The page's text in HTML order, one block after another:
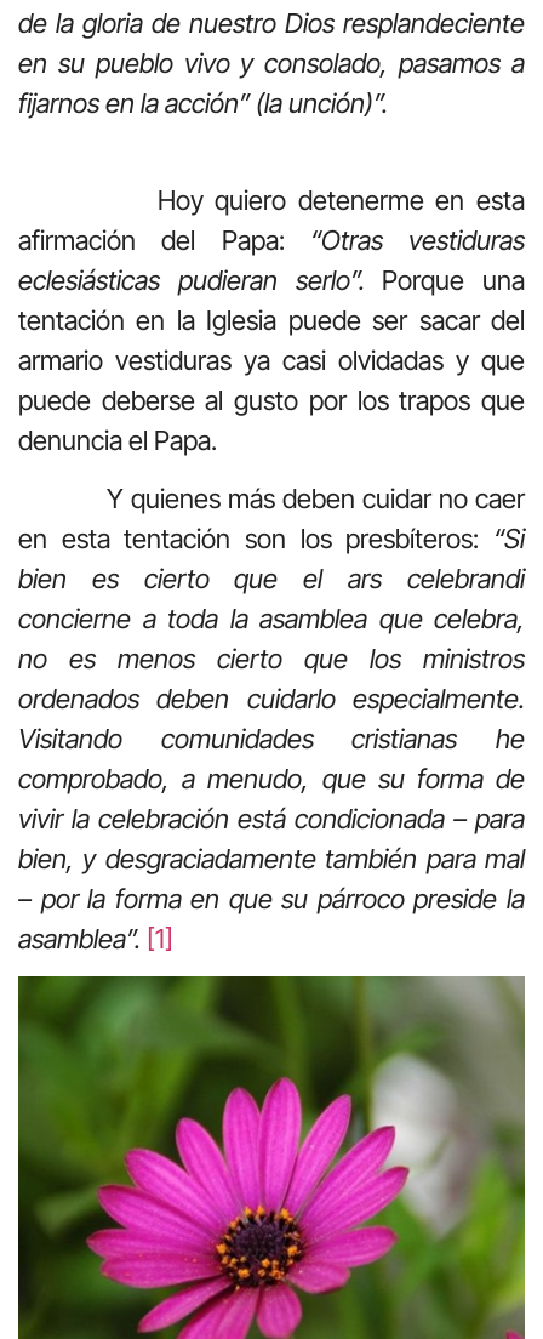
de la gloria de nuestro Dios resplandeciente
en su pueblo vivo y consolado, pasamos a
fijarnos en la acción” (la unción)”.
Hoy quiero detenerme en esta
afirmación del Papa: “Otras vestiduras
eclesiásticas pudieran serlo”. Porque una
tentación en la Iglesia puede ser sacar del
armario vestiduras ya casi olvidadas y que
puede deberse al gusto por los trapos que
denuncia el Papa.
Y quienes más deben cuidar no caer
en esta tentación son los presbíteros: “Si
bien es cierto que el ars celebrandi
concierne a toda la asamblea que celebra,
no es menos cierto que los ministros
ordenados deben cuidarlo especialmente.
Visitando comunidades cristianas he
comprobado, a menudo, que su forma de
vivir la celebración está condicionada – para
bien, y desgraciadamente también para mal
– por la forma en que su párroco preside la
asamblea”. [1]